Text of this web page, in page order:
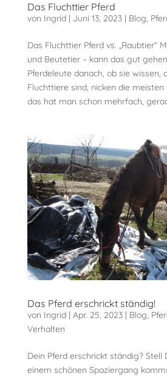
Das Fluchttier Pferd
von Ingrid| Juni 13, 2023| Blog,
Das Fluchttier Pferd vs. „Raubtier“
und Beutetier – kann das gut
Pferdeleute danach, ob sie wissen,
Fluchttiere sind, nicken die
das hat man schon mehrfach,
Das Pferd erschrickt ständig!
von Ingrid| Apr. 25, 2023| Blog,
Verhalten
Dein Pferd erschrickt ständig? Stell
einem schönen Spaziergang